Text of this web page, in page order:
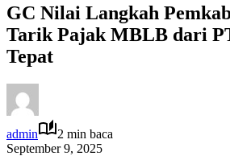
GC Nilai Langkah
Tarik Pajak MBLB dari
Tepat
admin
2 min baca
September 9, 2025